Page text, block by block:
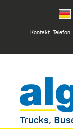
Kontakt: Telefon: